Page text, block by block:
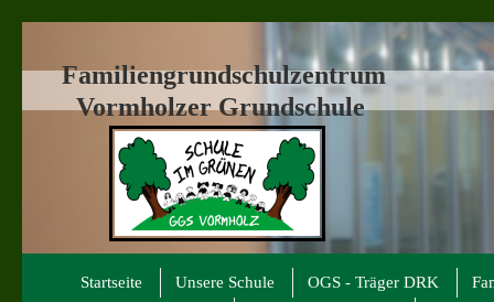
Familiengrundschulzentrum
Vormholzer Grundschule
Startseite Unsere Schule OGS - Träger DRK